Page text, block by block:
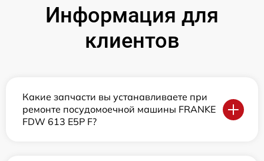
Информация для
клиентов
Какие запчасти вы устанавливаете при
ремонте посудомоечной машины FRANKE
FDW 613 E5P F?